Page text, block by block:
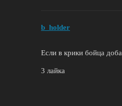
b_holder
Если в крики бойца
3 лайка